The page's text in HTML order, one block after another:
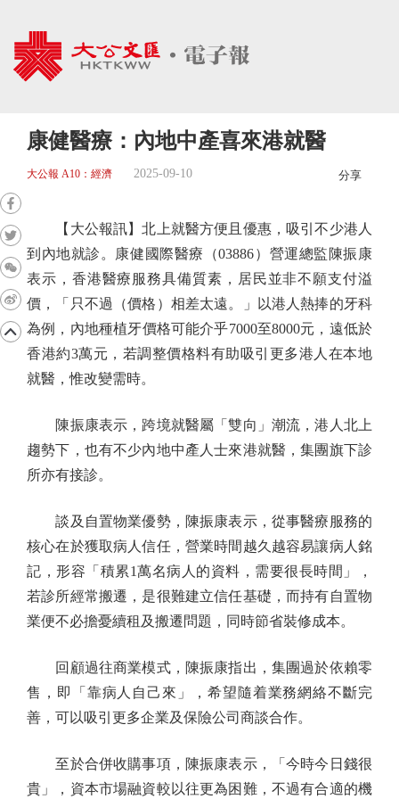
康健醫療：內地中產喜來港就醫
大公報 A10：經濟 2025-09-10 分享
【大公報訊】北上就醫方便且優惠，吸引不少港人
到內地就診。康健國際醫療（03886）營運總監陳振康
表示，香港醫療服務具備質素，居民並非不願支付溢
價，「只不過（價格）相差太遠。」以港人熱捧的牙科
為例，內地種植牙價格可能介乎7000至8000元，遠低於
香港約3萬元，若調整價格料有助吸引更多港人在本地
就醫，惟改變需時。
陳振康表示，跨境就醫屬「雙向」潮流，港人北上
趨勢下，也有不少內地中產人士來港就醫，集團旗下診
所亦有接診。
談及自置物業優勢，陳振康表示，從事醫療服務的
核心在於獲取病人信任，營業時間越久越容易讓病人銘
記，形容「積累1萬名病人的資料，需要很長時間」，
若診所經常搬遷，是很難建立信任基礎，而持有自置物
業便不必擔憂續租及搬遷問題，同時節省裝修成本。
回顧過往商業模式，陳振康指出，集團過於依賴零
售，即「靠病人自己來」，希望隨着業務網絡不斷完
善，可以吸引更多企業及保險公司商談合作。
至於合併收購事項，陳振康表示，「今時今日錢很
貴」，資本市場融資較以往更為困難，不過有合適的機